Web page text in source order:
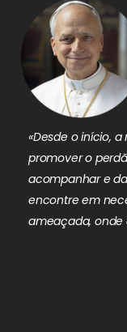
«Desde o início,
promover o
acompanhar e
encontre em
ameaçada, onde